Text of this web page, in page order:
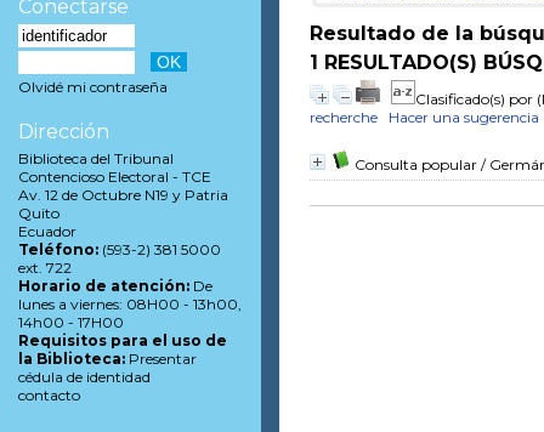
Resultado de la
1 RESULTADO(S)
Clasificado(s) por
recherche
Hacer una sugerencia
Consulta popular /
Conectarse
Olvidé mi contraseña
Dirección
Biblioteca del Tribunal
Contencioso Electoral - TCE
Av. 12 de Octubre N19 y Patria
Quito
Ecuador
Teléfono: (593-2) 381 5000
ext. 722
Horario de atención: De
lunes a viernes: 08H00 - 13h00,
14h00 - 17H00
Requisitos para el uso de
la Biblioteca: Presentar
cédula de identidad
contacto